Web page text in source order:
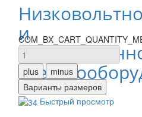
и
Быстрый просмотр